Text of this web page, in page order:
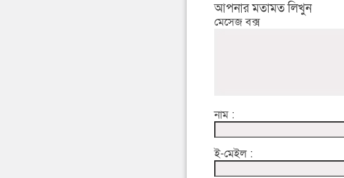
আপনার মতামত লিখুন
মেসেজ বক্স
নাম :
ই-মেইল :